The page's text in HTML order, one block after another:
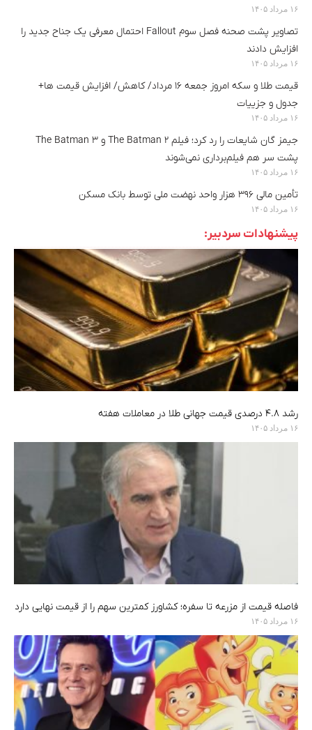
۱۶ مرداد ۱۴۰۵
تصاویر پشت صحنه فصل سوم Fallout احتمال معرفی یک جناح جدید را
افزایش دادند
۱۶ مرداد ۱۴۰۵
قیمت طلا و سکه امروز جمعه ۱۶ مرداد/ کاهش/ افزایش قیمت ها+
جدول و جزییات
۱۶ مرداد ۱۴۰۵
جیمز گان شایعات را رد کرد؛ فیلم The Batman 2 و The Batman 3
پشت سر هم فیلم‌برداری نمی‌شوند
۱۶ مرداد ۱۴۰۵
تأمین مالی ۳۹۶ هزار واحد نهضت ملی توسط بانک مسکن
۱۶ مرداد ۱۴۰۵
پیشنهادات سردبیر:
رشد ۴.۸ درصدی قیمت جهانی طلا در معاملات هفته
۱۶ مرداد ۱۴۰۵
فاصله قیمت از مزرعه تا سفره؛ کشاورز کمترین سهم را از قیمت نهایی دارد
۱۶ مرداد ۱۴۰۵